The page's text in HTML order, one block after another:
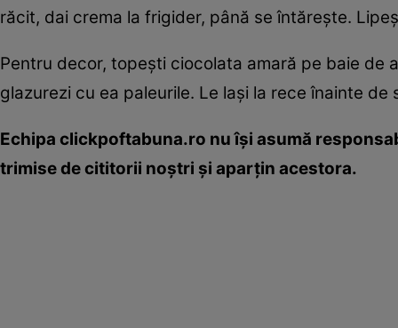
răcit, dai crema la frigider, până se întăreşte.
Pentru decor, topeşti ciocolata amară pe baie de
glazurezi cu ea paleurile. Le laşi la rece înainte de
Echipa clickpoftabuna.ro nu îşi asumă
trimise de cititorii noştri şi aparţin acestora.